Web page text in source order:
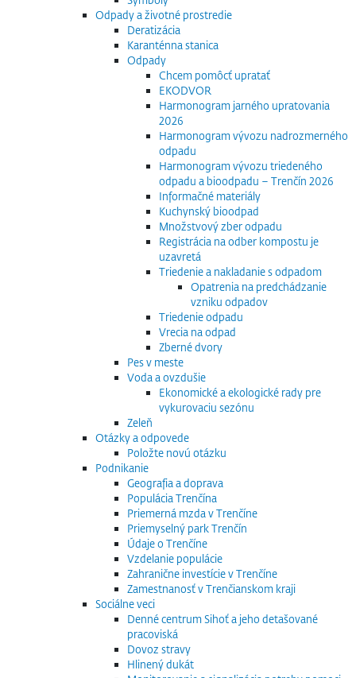
Odpady a životné prostredie
Deratizácia
Karanténna stanica
Odpady
Chcem pomôcť upratať
EKODVOR
Harmonogram jarného upratovania
2026
Harmonogram vývozu nadrozmerného
odpadu
Harmonogram vývozu triedeného
odpadu a bioodpadu – Trenčín 2026
Informačné materiály
Kuchynský bioodpad
Množstvový zber odpadu
Registrácia na odber kompostu je
uzavretá
Triedenie a nakladanie s odpadom
Opatrenia na predchádzanie
vzniku odpadov
Triedenie odpadu
Vrecia na odpad
Zberné dvory
Pes v meste
Voda a ovzdušie
Ekonomické a ekologické rady pre
vykurovaciu sezónu
Zeleň
Otázky a odpovede
Položte novú otázku
Podnikanie
Geografia a doprava
Populácia Trenčína
Priemerná mzda v Trenčíne
Priemyselný park Trenčín
Údaje o Trenčíne
Vzdelanie populácie
Zahranične investície v Trenčíne
Zamestnanosť v Trenčianskom kraji
Sociálne veci
Denné centrum Sihoť a jeho detašované
pracoviská
Dovoz stravy
Hlinený dukát